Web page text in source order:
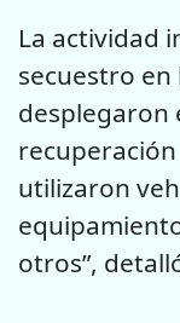
La actividad
secuestro
desplegaron
recuperación
utilizaron
otros”,